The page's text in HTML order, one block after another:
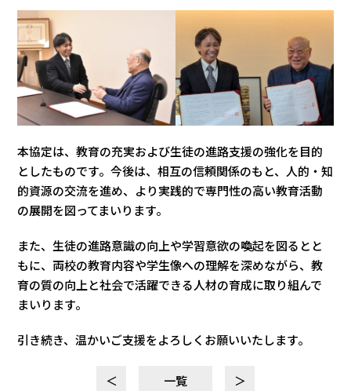
本協定は、教育の充実および生徒の進路支援の強化を目的
としたものです。今後は、相互の信頼関係のもと、人的・知
的資源の交流を進め、より実践的で専門性の高い教育活動
の展開を図ってまいります。
また、生徒の進路意識の向上や学習意欲の喚起を図るとと
もに、両校の教育内容や学生像への理解を深めながら、教
育の質の向上と社会で活躍できる人材の育成に取り組んで
まいります。
引き続き、温かいご支援をよろしくお願いいたします。
＜ 一覧 ＞